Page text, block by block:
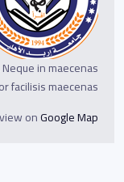
in maecenas
facilisis maecenas.
onGoogle Map